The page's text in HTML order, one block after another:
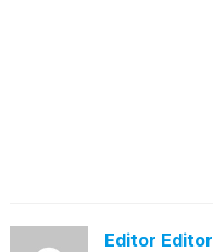
Editor Editor